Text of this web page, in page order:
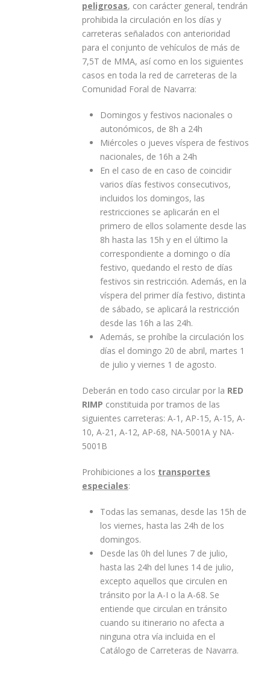
peligrosas, con carácter general, tendrán
prohibida la circulación en los días y
carreteras señalados con anterioridad
para el conjunto de vehículos de más de
7,5T de MMA, así como en los siguientes
casos en toda la red de carreteras de la
Comunidad Foral de Navarra:
Domingos y festivos nacionales o
autonómicos, de 8h a 24h
Miércoles o jueves víspera de festivos
nacionales, de 16h a 24h
En el caso de en caso de coincidir
varios días festivos consecutivos,
incluidos los domingos, las
restricciones se aplicarán en el
primero de ellos solamente desde las
8h hasta las 15h y en el último la
correspondiente a domingo o día
festivo, quedando el resto de días
festivos sin restricción. Además, en la
víspera del primer día festivo, distinta
de sábado, se aplicará la restricción
desde las 16h a las 24h.
Además, se prohíbe la circulación los
días el domingo 20 de abril, martes 1
de julio y viernes 1 de agosto.
Deberán en todo caso circular por la RED
RIMP constituida por tramos de las
siguientes carreteras: A-1, AP-15, A-15, A-
10, A-21, A-12, AP-68, NA-5001A y NA-
5001B
Prohibiciones a los transportes
especiales:
Todas las semanas, desde las 15h de
los viernes, hasta las 24h de los
domingos.
Desde las 0h del lunes 7 de julio,
hasta las 24h del lunes 14 de julio,
excepto aquellos que circulen en
tránsito por la A-I o la A-68. Se
entiende que circulan en tránsito
cuando su itinerario no afecta a
ninguna otra vía incluida en el
Catálogo de Carreteras de Navarra.